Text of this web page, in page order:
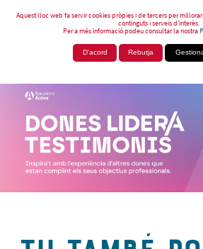
Aquest lloc web fa servir cookies pròpies i de tercers per
continguts i serveis d’interès.
Per a més informació podeu consultar la nostra
D'acord Rebutja